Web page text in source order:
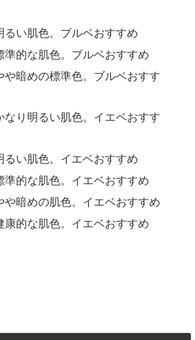
い肌色。ブルベおすすめ
的な肌色。ブルベおすすめ
暗めの標準色。ブルベおすす
り明るい肌色。イエベおすす
い肌色。イエベおすすめ
的な肌色。イエベおすすめ
暗めの肌色。イエベおすすめ
的な肌色。イエベおすすめ